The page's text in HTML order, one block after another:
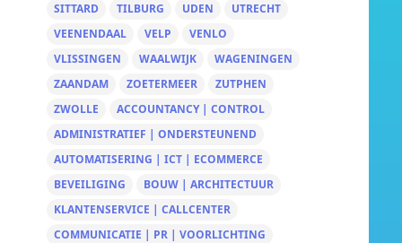
SITTARD
TILBURG UDEN
UTRECHT
VEENENDAAL
VELP
VENLO
VLISSINGEN
WAALWIJK
WAGENINGEN
ZAANDAM
ZOETERMEER
ZUTPHEN
ZWOLLE
ACCOUNTANCY | CONTROL
ADMINISTRATIEF | ONDERSTEUNEND
AUTOMATISERING | ICT | ECOMMERCE
BEVEILIGING
BOUW | ARCHITECTUUR
KLANTENSERVICE | CALLCENTER
COMMUNICATIE | PR | VOORLICHTING